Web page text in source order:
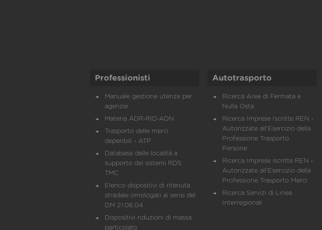
Professionisti
Manuale gestione utenze per
agenzie
Materia ADR-RID-ADN
Trasporto delle merci
deperibili - ATP
Database delle località a
supporto dei sistemi RDS
TMC
Elenco dispositivi di ritenuta
stradale omologati ai sensi del
DM 21.06.04
Dispositivi riduzioni di massa
particolato
Autotrasporto
Ricerca Aree di Fermata e
Nulla Osta
Ricerca Imprese Iscritte REN -
Autorizzate all'Esercizio della
Professione Trasporto
Persone
Ricerca Imprese iscritte REN -
Autorizzate all'Esercizio della
Professione Trasporto Merci
Ricerca Servizi di Linea
Interregionali